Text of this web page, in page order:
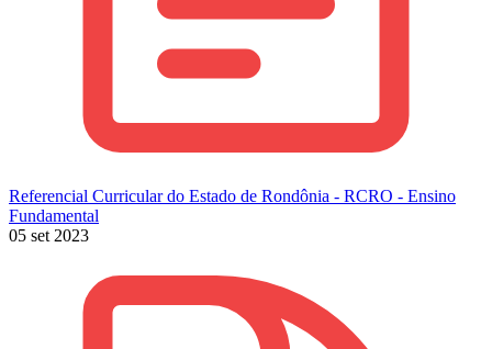
Referencial Curricular do Estado de Rondônia - RCRO - Ensino
Fundamental
05 set 2023